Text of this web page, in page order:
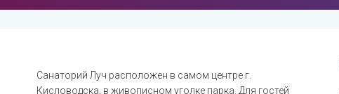
Санаторий Луч расположен в самом центре г.
Кисловодска, в живописном уголке парка. Для гостей